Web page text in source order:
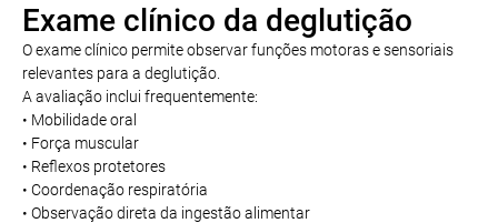
Exame clínico da deglutição
O exame clínico permite observar funções motoras e sensoriais
relevantes para a deglutição.
A avaliação inclui frequentemente:
• Mobilidade oral
• Força muscular
• Reflexos protetores
• Coordenação respiratória
• Observação direta da ingestão alimentar